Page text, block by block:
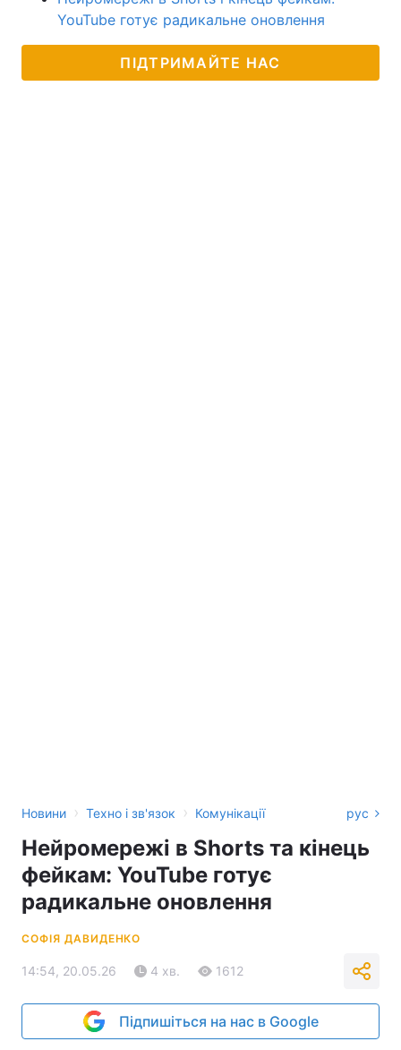
YouTube готує радикальне оновлення
ПІДТРИМАЙТЕ НАС
Новини › Техно і зв'язок › Комунікації рус
Нейромережі в Shorts та кінець
фейкам: YouTube готує
радикальне оновлення
СОФІЯ ДАВИДЕНКО
14:54, 20.05.26 4 хв. 1612
Підпишіться на нас в Google